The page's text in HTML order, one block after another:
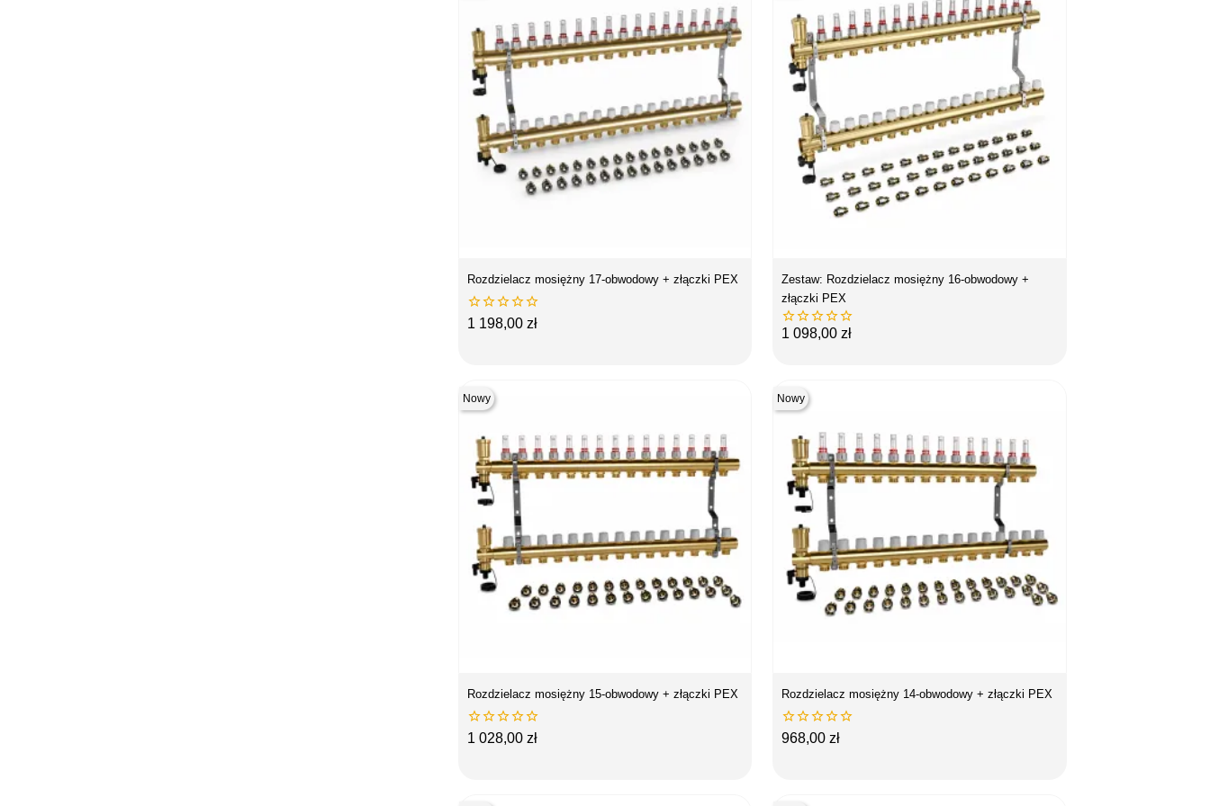
Rozdzielacz mosiężny 17-obwodowy + złączki PEX

Cena
1 198,00 zł
Zestaw: Rozdzielacz mosiężny 16-obwodowy +
złączki PEX

Cena
1 098,00 zł
Rozdzielacz mosiężny 15-obwodowy + złączki PEX

Cena
1 028,00 zł
Nowy
Rozdzielacz mosiężny 14-obwodowy + złączki PEX

Cena
968,00 zł
Nowy